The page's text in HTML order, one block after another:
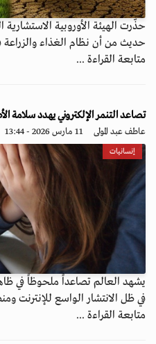
حذّرت الهيئة الأوروبية الاستشارية
حديث من أن نظام الغذاء والزراعة
متابعة القراءة ...
تصاعد التنمر الإلكتروني يهدد سلامة
عاطف عبد المولى 11 مارس 2026 - 13:44
إنسانيات
يشهد العالم تصاعداً ملحوظاً في
في ظل الانتشار الواسع للإنترنت
متابعة القراءة ...